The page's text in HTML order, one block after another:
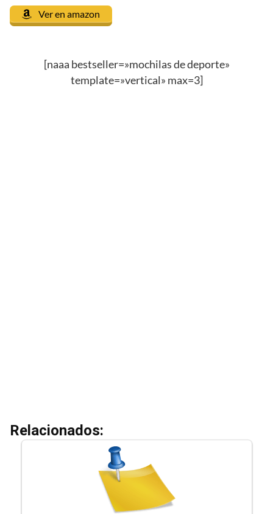
Ver en amazon
[naaa bestseller=»mochilas de deporte»
template=»vertical» max=3]
Relacionados: